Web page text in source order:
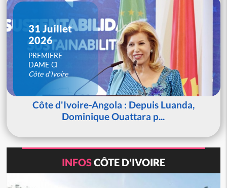
31 Juillet
2026
PREMIERE
DAME CI
Côte d'Ivoire
Côte d'Ivoire-Angola : Depuis Luanda,
Dominique Ouattara p...
INFOSCÔTE D'IVOIRE